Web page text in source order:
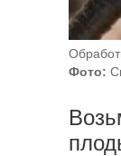
Фото: